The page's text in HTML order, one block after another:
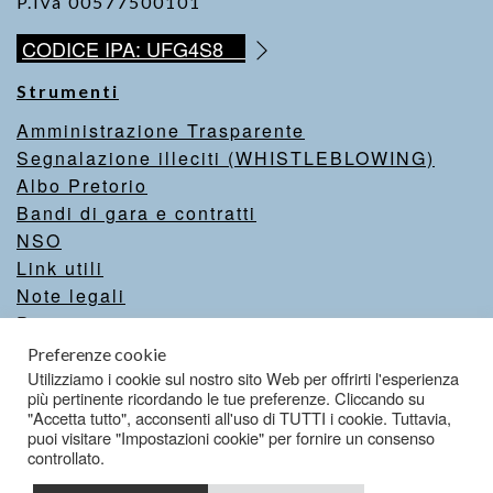
CODICE IPA: UFG4S8
Strumenti
Amministrazione Trasparente
Segnalazione illeciti (WHISTLEBLOWING)
Albo Pretorio
Bandi di gara e contratti
NSO
Link utili
Note legali
Privacy
Intranet
Valutazione del sito
Dichiarazione di accessibilità
Preferenze cookie
Utilizziamo i cookie sul nostro sito Web per offrirti l'esperienza
più pertinente ricordando le tue preferenze. Cliccando su
"Accetta tutto", acconsenti all'uso di TUTTI i cookie. Tuttavia,
puoi visitare "Impostazioni cookie" per fornire un consenso
controllato.